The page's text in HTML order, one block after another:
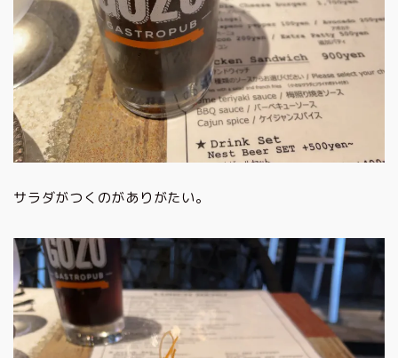
サラダがつくのがありがたい。